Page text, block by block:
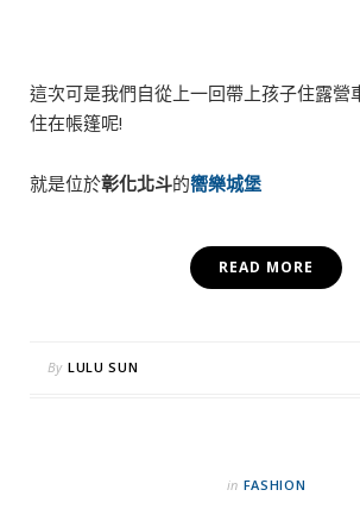
這次可是我們自從上一回帶上孩子住露營
住在帳篷呢!
就是位於彰化北斗的嚮樂城堡
READ MORE
By LULU SUN
in FASHION